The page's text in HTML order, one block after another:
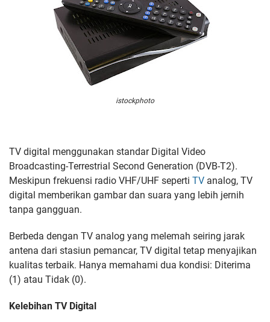
istockphoto
TV digital menggunakan standar Digital Video
Broadcasting-Terrestrial Second Generation (DVB-T2).
Meskipun frekuensi radio VHF/UHF seperti TV analog, TV
digital memberikan gambar dan suara yang lebih jernih
tanpa gangguan.
Berbeda dengan TV analog yang melemah seiring jarak
antena dari stasiun pemancar, TV digital tetap menyajikan
kualitas terbaik. Hanya memahami dua kondisi: Diterima
(1) atau Tidak (0).
Kelebihan TV Digital